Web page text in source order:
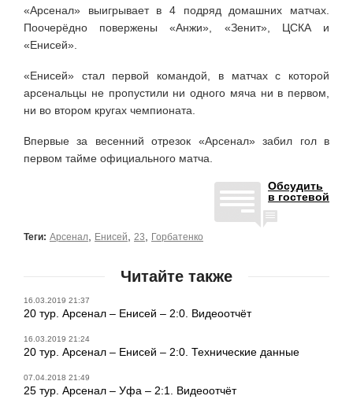
«Арсенал» выигрывает в 4 подряд домашних матчах.
Поочерёдно повержены «Анжи», «Зенит», ЦСКА и
«Енисей».
«Енисей» стал первой командой, в матчах с которой
арсенальцы не пропустили ни одного мяча ни в первом,
ни во втором кругах чемпионата.
Впервые за весенний отрезок «Арсенал» забил гол в
первом тайме официального матча.
Обсудить
в гостевой
Теги: Арсенал Енисей 23 Горбатенко
Читайте также
16.03.2019 21:37
20 тур. Арсенал – Енисей – 2:0. Видеоотчёт
16.03.2019 21:24
20 тур. Арсенал – Енисей – 2:0. Технические данные
07.04.2018 21:49
25 тур. Арсенал – Уфа – 2:1. Видеоотчёт